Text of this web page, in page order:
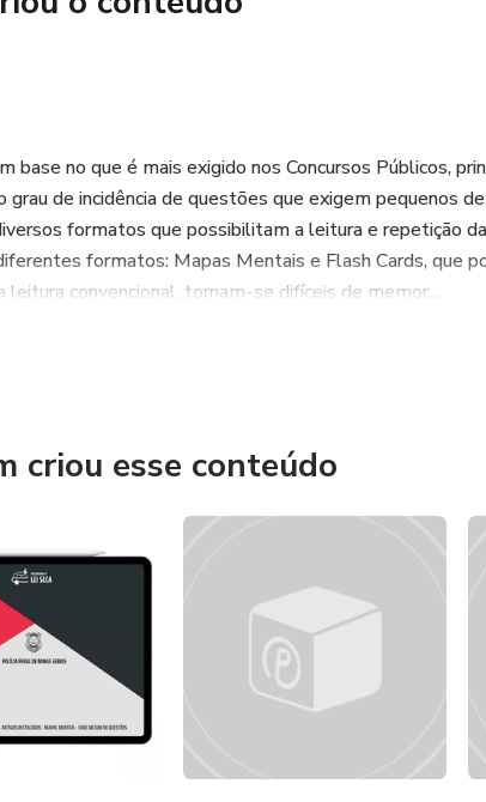
base no que é mais exigido nos Concursos Públicos,
de incidência de questões que exigem pequenos
formatos que possibilitam a leitura e repetição
formatos: Mapas Mentais e Flash Cards, que
convencional, tornam-se difíceis de memor...
criou esse conteúdo